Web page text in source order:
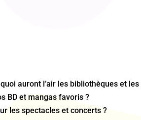
auront l’air les bibliothèques et
BD et mangas favoris ?
les spectacles et concerts ?